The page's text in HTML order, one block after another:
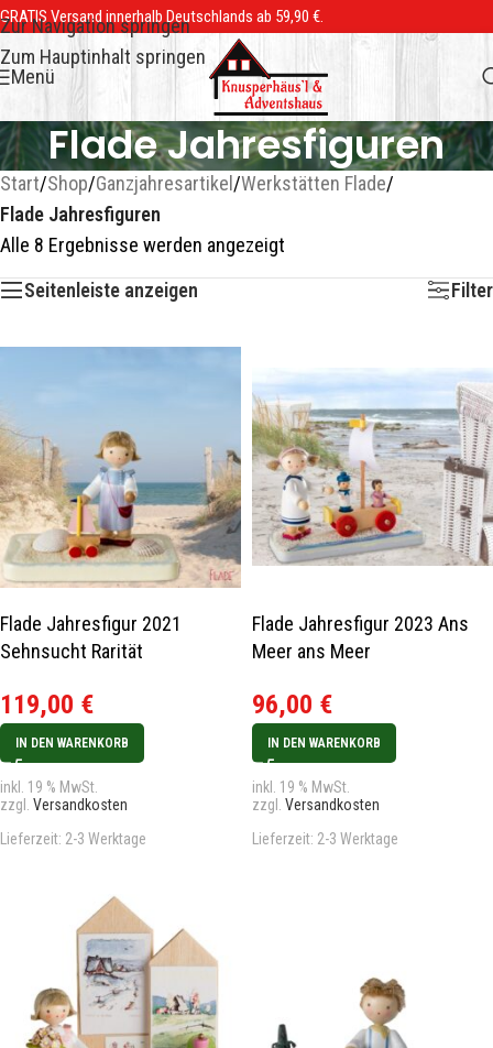
Zur Navigation springen
Zum Hauptinhalt springen
GRATIS Versand innerhalb Deutschlands ab 59,90 €.
Menü
Flade Jahresfiguren
Start/Shop/Ganzjahresartikel /Werkstätten Flade/
Flade Jahresfiguren
Alle 8 Ergebnisse werden angezeigt
Seitenleiste anzeigen
Filter
Flade Jahresfigur 2021
Sehnsucht Rarität
119,00 €
IN DEN WARENKORB
inkl. 19 % MwSt.
zzgl. Versandkosten
Lieferzeit: 2-3 Werktage
Flade Jahresfigur 2023 Ans
Meer ans Meer
96,00 €
IN DEN WARENKORB
inkl. 19 % MwSt.
zzgl. Versandkosten
Lieferzeit: 2-3 Werktage